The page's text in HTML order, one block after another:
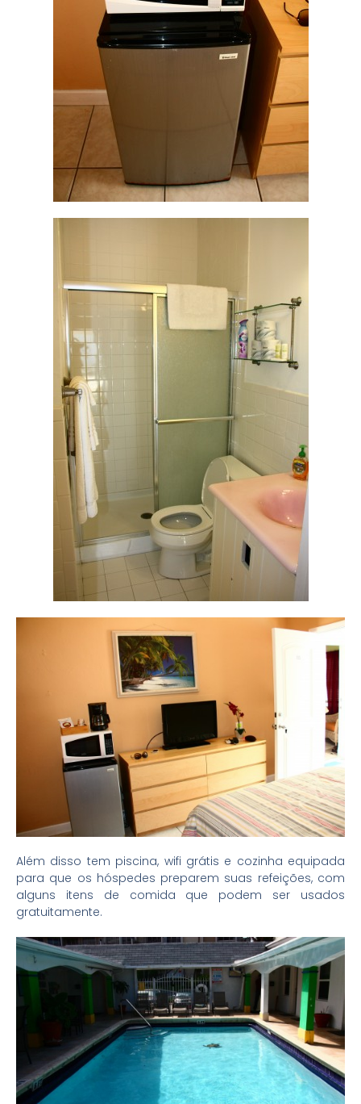
Além disso tem piscina, wifi grátis e cozinha equipada
para que os hóspedes preparem suas refeições, com
alguns itens de comida que podem ser usados
gratuitamente.